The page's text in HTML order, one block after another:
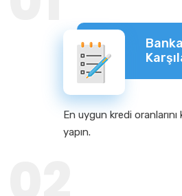
En uygun kredi oranlarını
yapın.